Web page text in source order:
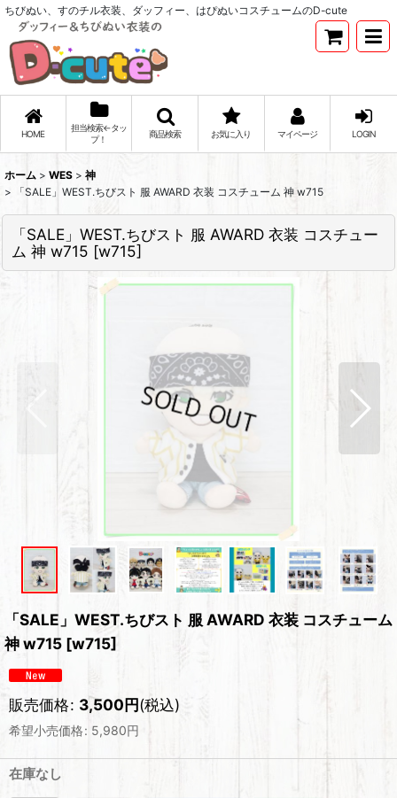
ちびぬい、すのチル衣装、ダッフィー、はぴぬいコスチュームのD-cute
HOME
担当検索←タッ
プ！
商品検索 お気に入り マイページ LOGIN
ホーム > WES > 神
>
「SALE」WEST.ちびスト 服 AWARD 衣装 コスチューム 神 w715
「SALE」WEST.ちびスト 服 AWARD 衣装 コスチュー
ム 神 w715 [w715]
「SALE」WEST.ちびスト 服 AWARD 衣装 コスチューム
神 w715 [w715]
販売価格: 3,500円(税込)
希望小売価格: 5,980円
在庫なし